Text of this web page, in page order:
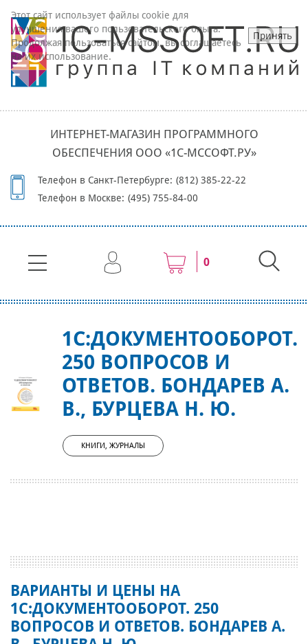
ИНТЕРНЕТ-МАГАЗИН ПРОГРАММНОГО
ОБЕСПЕЧЕНИЯ ООО «1С-МССОФТ.РУ»
Телефон в Санкт-Петербурге: (812) 385-22-22
Телефон в Москве: (495) 755-84-00
0
1С:ДОКУМЕНТООБОРОТ.
250 ВОПРОСОВ И
ОТВЕТОВ. БОНДАРЕВ А.
В., БУРЦЕВА Н. Ю.
КНИГИ, ЖУРНАЛЫ
ВАРИАНТЫ И ЦЕНЫ НА
1С:ДОКУМЕНТООБОРОТ. 250
ВОПРОСОВ И ОТВЕТОВ. БОНДАРЕВ А.
Этот сайт использует файлы cookie для
улучшения вашего пользовательского опыта.
Продолжая пользоваться сайтом, вы соглашаетесь
на их использование.
Принять